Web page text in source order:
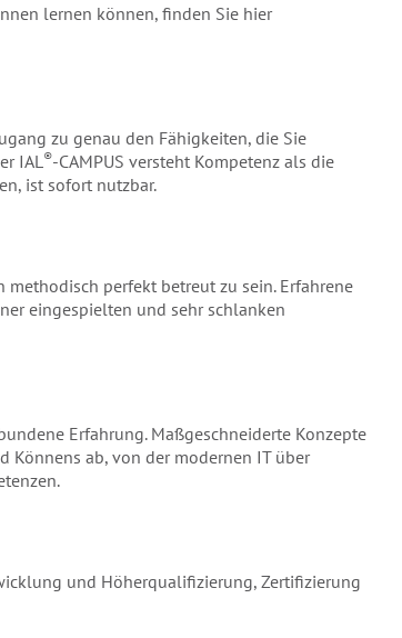
lernen können, finden Sie hier
zu genau den Fähigkeiten, die Sie
IAL®-CAMPUS versteht Kompetenz als die
ist sofort nutzbar.
perfekt betreut zu sein. Erfahrene
eingespielten und sehr schlanken
Erfahrung. Maßgeschneiderte Konzepte
Könnens ab, von der modernen IT über
und Höherqualifizierung, Zertifizierung